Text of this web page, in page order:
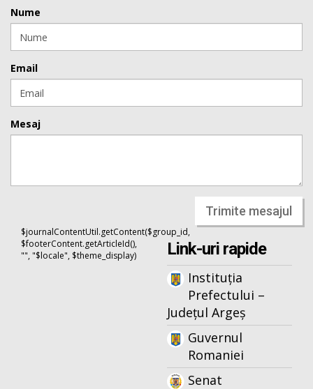
Nume
Email
Mesaj
Trimite mesajul
$journalContentUtil.getContent($group_id,
$footerContent.getArticleId(),
"", "$locale", $theme_display)
Link-uri rapide
Instituția
Prefectului –
Județul Argeș
Guvernul
Romaniei
Senat